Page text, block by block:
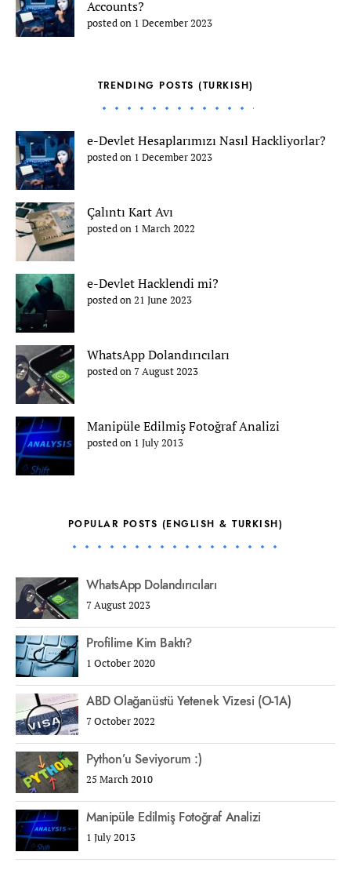
Accounts?
posted on 1 December 2023
TRENDING POSTS (TURKISH)
e-Devlet Hesaplarımızı Nasıl Hackliyorlar?
posted on 1 December 2023
Çalıntı Kart Avı
posted on 1 March 2022
e-Devlet Hacklendi mi?
posted on 21 June 2023
WhatsApp Dolandırıcıları
posted on 7 August 2023
Manipüle Edilmiş Fotoğraf Analizi
posted on 1 July 2013
POPULAR POSTS (ENGLISH & TURKISH)
WhatsApp Dolandırıcıları
7 August 2023
Profilime Kim Baktı?
1 October 2020
ABD Olağanüstü Yetenek Vizesi (O-1A)
7 October 2022
Python’u Seviyorum :)
25 March 2010
Manipüle Edilmiş Fotoğraf Analizi
1 July 2013